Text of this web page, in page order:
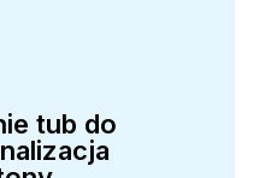
tub do